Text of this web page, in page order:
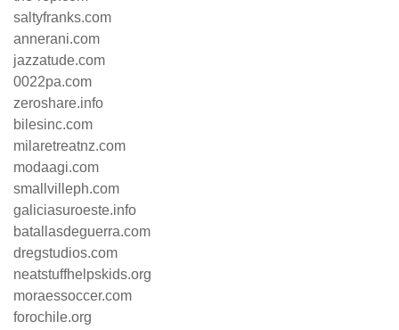
saltyfranks.com
annerani.com
jazzatude.com
0022pa.com
zeroshare.info
bilesinc.com
milaretreatnz.com
modaagi.com
smallvilleph.com
galiciasuroeste.info
batallasdeguerra.com
dregstudios.com
neatstuffhelpskids.org
moraessoccer.com
forochile.org